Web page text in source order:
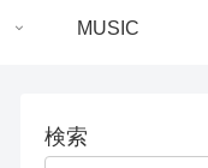
MUSIC
検索